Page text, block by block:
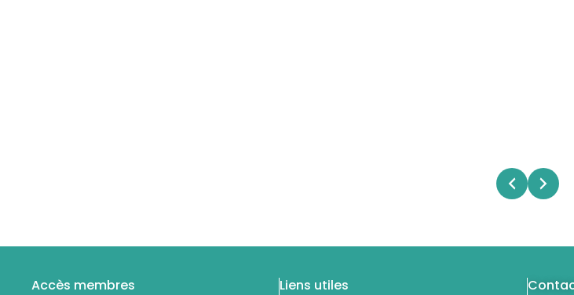
Accès membres Liens utiles